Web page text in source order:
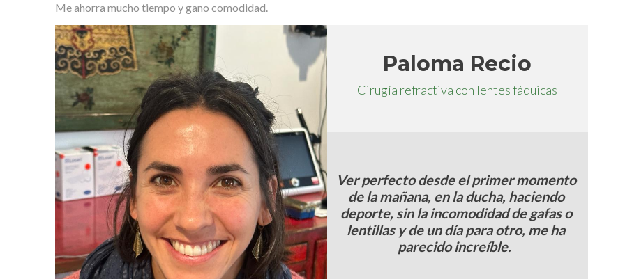
Me ahorra mucho tiempo y gano comodidad.
Paloma Recio
Cirugía refractiva con lentes fáquicas
Ver perfecto desde el primer momento
de la mañana, en la ducha, haciendo
deporte, sin la incomodidad de gafas o
lentillas y de un día para otro, me ha
parecido increíble.